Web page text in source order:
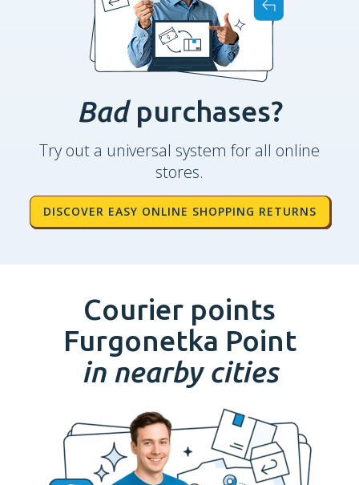
Bad purchases?
Try out a universal system for all online
stores.
DISCOVER EASY ONLINE SHOPPING RETURNS
Courier points
Furgonetka Point
in nearby cities